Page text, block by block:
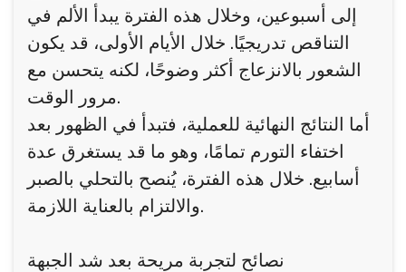
إلى أسبوعين، وخلال هذه الفترة يبدأ الألم في
التناقص تدريجيًا. خلال الأيام الأولى، قد يكون
الشعور بالانزعاج أكثر وضوحًا، لكنه يتحسن مع
مرور الوقت.
أما النتائج النهائية للعملية، فتبدأ في الظهور بعد
اختفاء التورم تمامًا، وهو ما قد يستغرق عدة
أسابيع. خلال هذه الفترة، يُنصح بالتحلي بالصبر
والالتزام بالعناية اللازمة.
نصائح لتجربة مريحة بعد شد الجبهة